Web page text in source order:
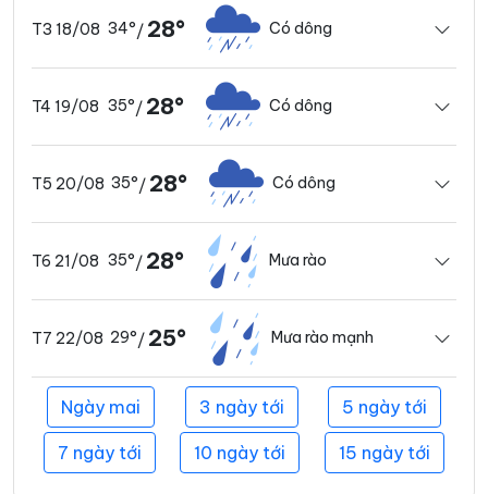
T3 18/08 34°/ 28° Có dông
T4 19/08 35°/ 28° Có dông
T5 20/08 35°/ 28° Có dông
T6 21/08 35°/ 28° Mưa rào
T7 22/08 29°/ 25° Mưa rào mạnh
Ngày mai 3 ngày tới 5 ngày tới
7 ngày tới 10 ngày tới 15 ngày tới